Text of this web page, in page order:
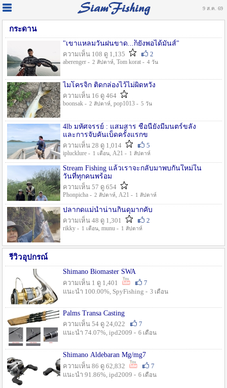
9 ส.ค. 69
กระดาน
"เขาแหลมวันฝนขาด...ก็ยังพอได้มันส์"
ความเห็น 108 ดู 1,135
2
aberenger - 2 สัปดาห์, Tom korat - 4 วัน
ไมโครจิ้ก ติดกล่องไว้ไม่ผิดหวัง
ความเห็น 16 ดู 464
boonsak - 2 สัปดาห์, pop1013 - 5 วัน
4lb มหัศจรรย์ : แสมสาร ชื่อนี้ยังมีมนตร์ขลัง
และการจับคันเบ็ดครั้งแรกข
ความเห็น 28 ดู 1,014
5
iplucklure - 1 เดือน, A21 - 1 สัปดาห์
Stream Fishing แล้วเราจะกลับมาพบกันใหม่ใน
วันที่ทุกคนพร้อม
ความเห็น 57 ดู 654
Phonpicha - 2 สัปดาห์, A21 - 1 สัปดาห์
ปลากดแม่น้ำน่านกินดุมากคับ
ความเห็น 48 ดู 1,301
2
rikky - 1 เดือน, munu - 1 สัปดาห์
รีวิวอุปกรณ์
Shimano Biomaster SWA
ความเห็น 1 ดู 1,401
7
แนะนำ 100.00%, SpyFishing - 3 เดือน
Palms Transa Casting
ความเห็น 54 ดู 24,022
7
แนะนำ 74.07%, ipd2009 - 6 เดือน
Shimano Aldebaran Mg/mg7
ความเห็น 86 ดู 62,832
7
แนะนำ 91.86%, ipd2009 - 6 เดือน